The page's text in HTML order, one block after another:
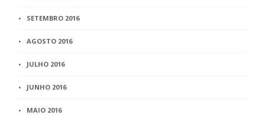
SETEMBRO 2016
AGOSTO 2016
JULHO 2016
JUNHO 2016
MAIO 2016